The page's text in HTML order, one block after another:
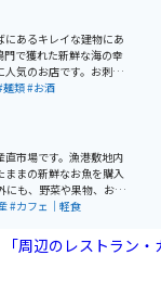
あるキレイな建物にあ
門で獲れた新鮮な海の幸
人気のお店です。お刺身
なんでも美味しくいた
麺類#お酒
直市場です。漁港敷地内
ままの新鮮なお魚を購入
ン併設ですので海鮮丼
#カフェ｜軽食
「周辺のレストラン